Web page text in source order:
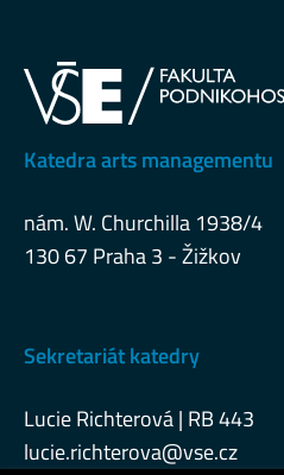
Katedra arts managementu
nám. W. Churchilla 1938/4
130 67 Praha 3 - Žižkov
Sekretariát katedry
Lucie Richterová | RB 443
lucie.richterova@vse.cz